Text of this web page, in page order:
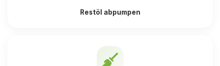
Restöl abpumpen